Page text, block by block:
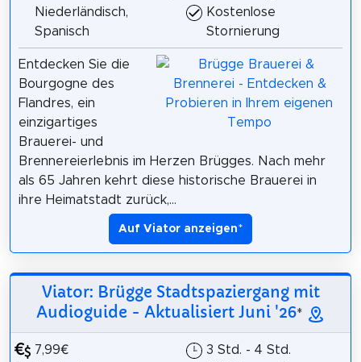
Niederländisch,
Spanisch
Kostenlose
Stornierung
Entdecken Sie die
Bourgogne des
Flandres, ein
einzigartiges
Brauerei- und
Brennereierlebnis im Herzen Brügges. Nach mehr
als 65 Jahren kehrt diese historische Brauerei in
ihre Heimatstadt zurück,...
Auf Viator anzeigen*
Viator: Brügge Stadtspaziergang mit
Audioguide - Aktualisiert Juni '26*
7,99€
3 Std. - 4 Std.